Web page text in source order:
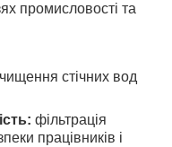
промисловості та
стічних вод
фільтрація
працівників і